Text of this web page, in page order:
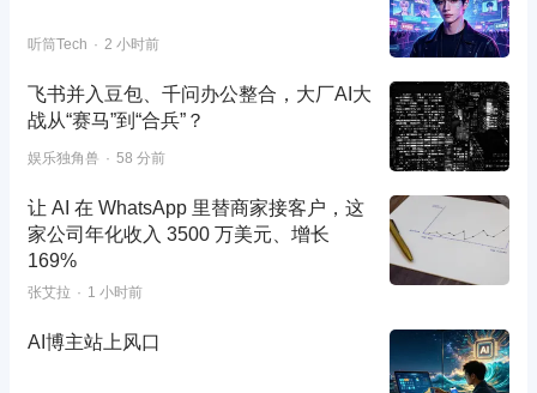
听筒Tech 2 小时前
飞书并入豆包、千问办公整合，大厂AI大
战从“赛马”到“合兵”？
娱乐独角兽 58 分前
让 AI 在 WhatsApp 里替商家接客户，这
家公司年化收入 3500 万美元、增长
169%
张艾拉 1 小时前
AI博主站上风口